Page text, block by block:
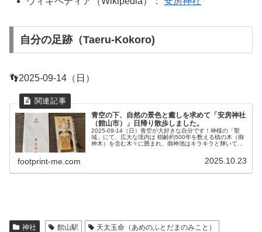
自分の足跡（Taeru-Kokoro)
👣2025-09-14（日）
青空の下、自然の景色と癒しを求めて「安房神社
（館山市）」日帰り散歩しました。
2025-09-14（日）青空が大好きな自分です！神様の「聖
域」にて、広大な境内は 樹齢約500年を数える槙の木（御
神木）を含む木々に囲まれ、御神池はキラキラと輝いてい
footprint-me.com 2025.10.23
神社 館山駅
天太玉命（あめのふとだまのみこと）